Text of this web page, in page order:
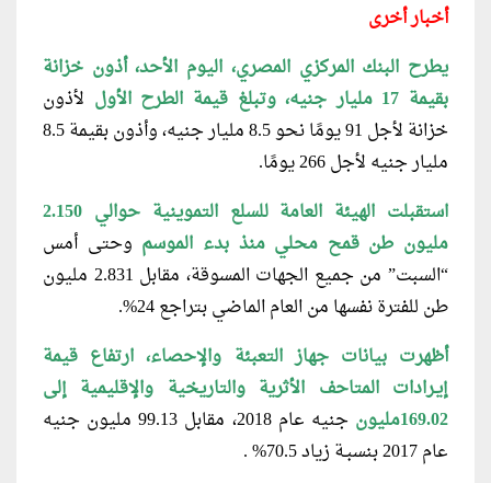
أخبار أخرى
يطرح البنك المركزي المصري، اليوم الأحد، أذون خزانة
بقيمة 17 مليار جنيه، وتبلغ قيمة الطرح الأول
لأذون
خزانة لأجل 91 يومًا نحو 8.5 مليار جنيه، وأذون بقيمة 8.5
مليار جنيه لأجل 266 يومًا.
استقبلت الهيئة العامة للسلع التموينية حوالي 2.150
مليون طن قمح محلي منذ بدء الموسم وحتى أمس
“السبت” من جميع الجهات المسوقة، مقابل 2.831 مليون
طن للفترة نفسها من العام الماضي بتراجع 24%.
أظهرت بيانات جهاز التعبئة والإحصاء، ارتفاع قيمة
إيـرادات المتاحف الأثرية والتاريخية والإقليمية إلى
169.02مليون
جنيه عام 2018، مقابل 99.13 مليون جنيه
عام 2017 بنسبـة زياد 70.5% .